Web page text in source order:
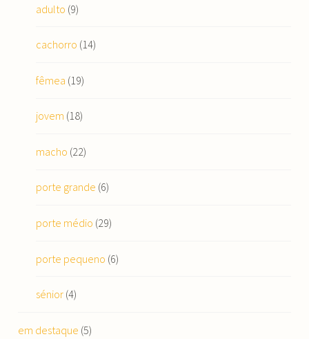
adulto (9)
cachorro (14)
fêmea (19)
jovem (18)
macho (22)
porte grande (6)
porte médio (29)
porte pequeno (6)
sénior(4)
em destaque (5)